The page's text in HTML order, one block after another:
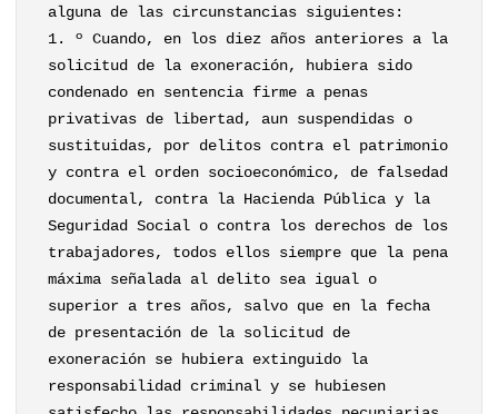
alguna de las circunstancias siguientes:
1. º Cuando, en los diez años anteriores a la
solicitud de la exoneración, hubiera sido
condenado en sentencia firme a penas
privativas de libertad, aun suspendidas o
sustituidas, por delitos contra el patrimonio
y contra el orden socioeconómico, de falsedad
documental, contra la Hacienda Pública y la
Seguridad Social o contra los derechos de los
trabajadores, todos ellos siempre que la pena
máxima señalada al delito sea igual o
superior a tres años, salvo que en la fecha
de presentación de la solicitud de
exoneración se hubiera extinguido la
responsabilidad criminal y se hubiesen